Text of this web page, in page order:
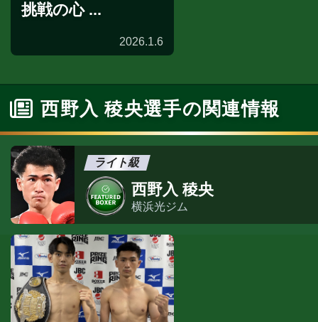
挑戦の心 ...
2026.1.6
西野入 稜央選手の関連情報
ライト級
西野入 稜央
横浜光ジム